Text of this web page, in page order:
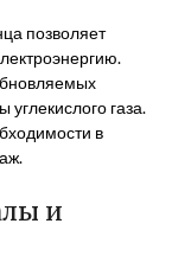
позволяет
углекислого газа.
в
и